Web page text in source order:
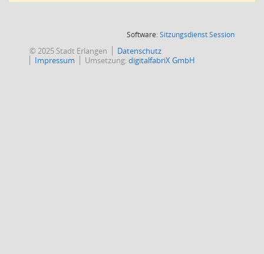
Software:SitzungsdienstSession(Wird in
© 2025 Stadt Erlangen
Datenschutz
Impressum
Umsetzung:digitalfabriX GmbH